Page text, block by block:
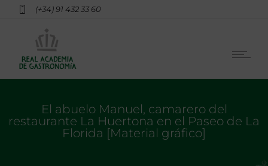
(+34) 91 432 33 60
El abuelo Manuel, camarero del
restaurante La Huertona en el Paseo de La
Florida [Material gráfico]